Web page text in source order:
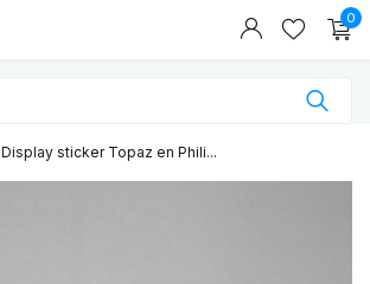
0
Display sticker Topaz en Phili...